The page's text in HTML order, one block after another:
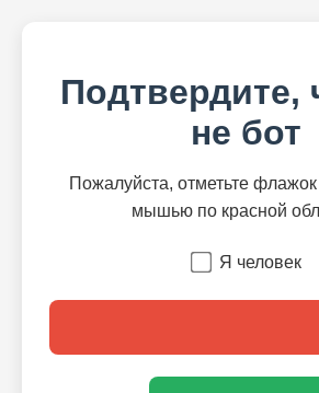
Подтвердите,
не бот
Пожалуйста, отметьте
мышью по красной
Я человек